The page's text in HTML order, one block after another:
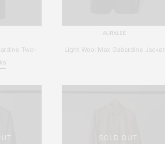
Two-
AURALEE
Light Wool Max Gabardine Jacket
SOLD OUT